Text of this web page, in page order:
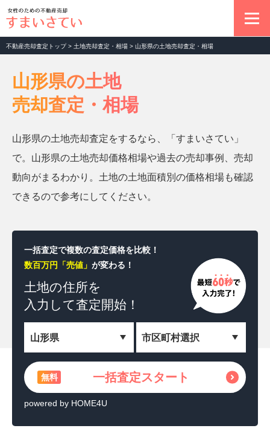
不動産売却の基本
マンション売却査定
土地売却査定
一戸建て売却査定
お役立ちコラム
無料
無料 土地活用の方法を見る
powered by HOME4U
不動産売却査定トップ > 土地売却査定・相場 > 山形県の土地売却査定・相場
山形県の土地
売却査定・相場
山形県の土地売却査定をするなら、「すまいさてい」
で。山形県の土地売却価格相場や過去の売却事例、売却
動向がまるわかり。土地の土地面積別の価格相場も確認
できるので参考にしてください。
一括査定で複数の査定価格を比較！
数百万円「売値」 が変わる！
土地の住所を
入力して査定開始！
無料 一括査定スタート
powered by HOME4U